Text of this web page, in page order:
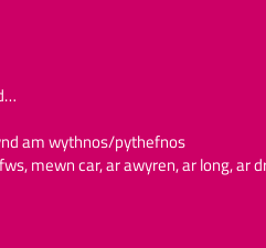
am wythnos/pythefnos
mewn car, ar awyren, ar long, ar